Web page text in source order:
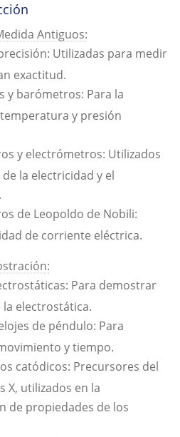
Antiguos:
Utilizadas para medir
exactitud.
y barómetros: Para la
y presión
y electrómetros: Utilizados
la electricidad y el
de Leopoldo de Nobili:
de corriente eléctrica.
Para demostrar
electrostática.
de péndulo: Para
y tiempo.
catódicos: Precursores del
X, utilizados en la
de propiedades de los